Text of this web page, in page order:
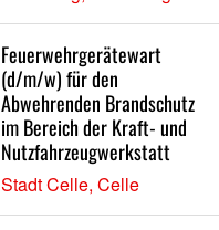
Feuerwehrgerätewart
(d/m/w) für den
Abwehrenden Brandschutz
im Bereich der Kraft- und
Nutzfahrzeugwerkstatt
Stadt Celle, Celle